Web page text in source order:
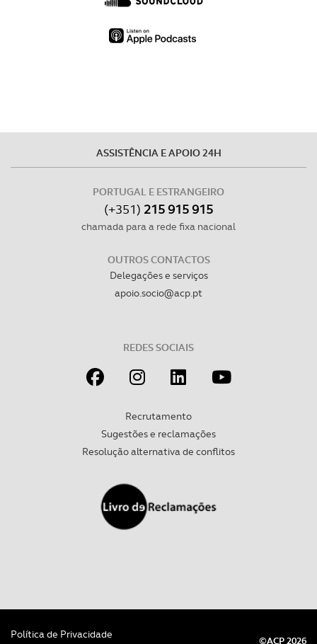
ASSISTÊNCIA E APOIO 24H
PORTUGAL E ESTRANGEIRO
(+351) 215 915 915
chamada para a rede fixa nacional
OUTROS CONTACTOS
Delegações e serviços
apoio.socio@acp.pt
REDES SOCIAIS
Recrutamento
Sugestões e reclamações
Resolução alternativa de conflitos
Política de Privacidade
©ACP 2026